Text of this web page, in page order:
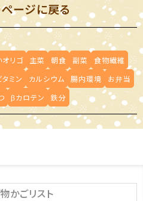
ージに戻る
リゴ 主菜 朝食 副菜
食物繊維
タミン カルシウム 腸内環境
お弁当
βカロテン 鉄分
かごリスト